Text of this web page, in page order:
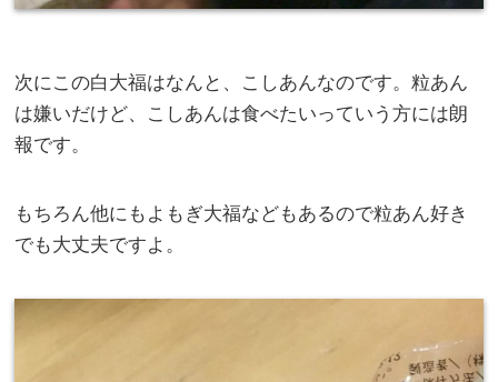
次にこの白大福はなんと、こしあんなのです。粒あん
は嫌いだけど、こしあんは食べたいっていう方には朗
報です。
もちろん他にもよもぎ大福などもあるので粒あん好き
でも大丈夫ですよ。